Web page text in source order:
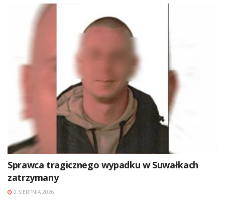
Sprawca tragicznego wypadku w Suwałkach
zatrzymany
2 SIERPNIA 2026